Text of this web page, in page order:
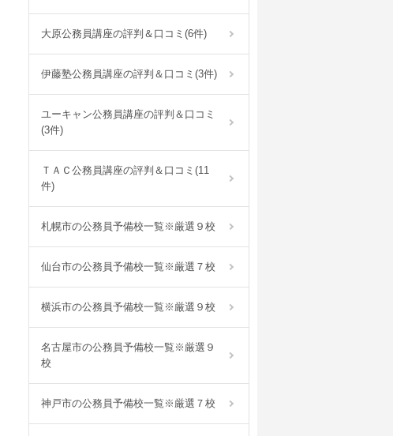
大原公務員講座の評判＆口コミ(6件)
伊藤塾公務員講座の評判＆口コミ(3件)
ユーキャン公務員講座の評判＆口コミ
(3件)
ＴＡＣ公務員講座の評判＆口コミ(11
件)
札幌市の公務員予備校一覧※厳選９校
仙台市の公務員予備校一覧※厳選７校
横浜市の公務員予備校一覧※厳選９校
名古屋市の公務員予備校一覧※厳選９
校
神戸市の公務員予備校一覧※厳選７校